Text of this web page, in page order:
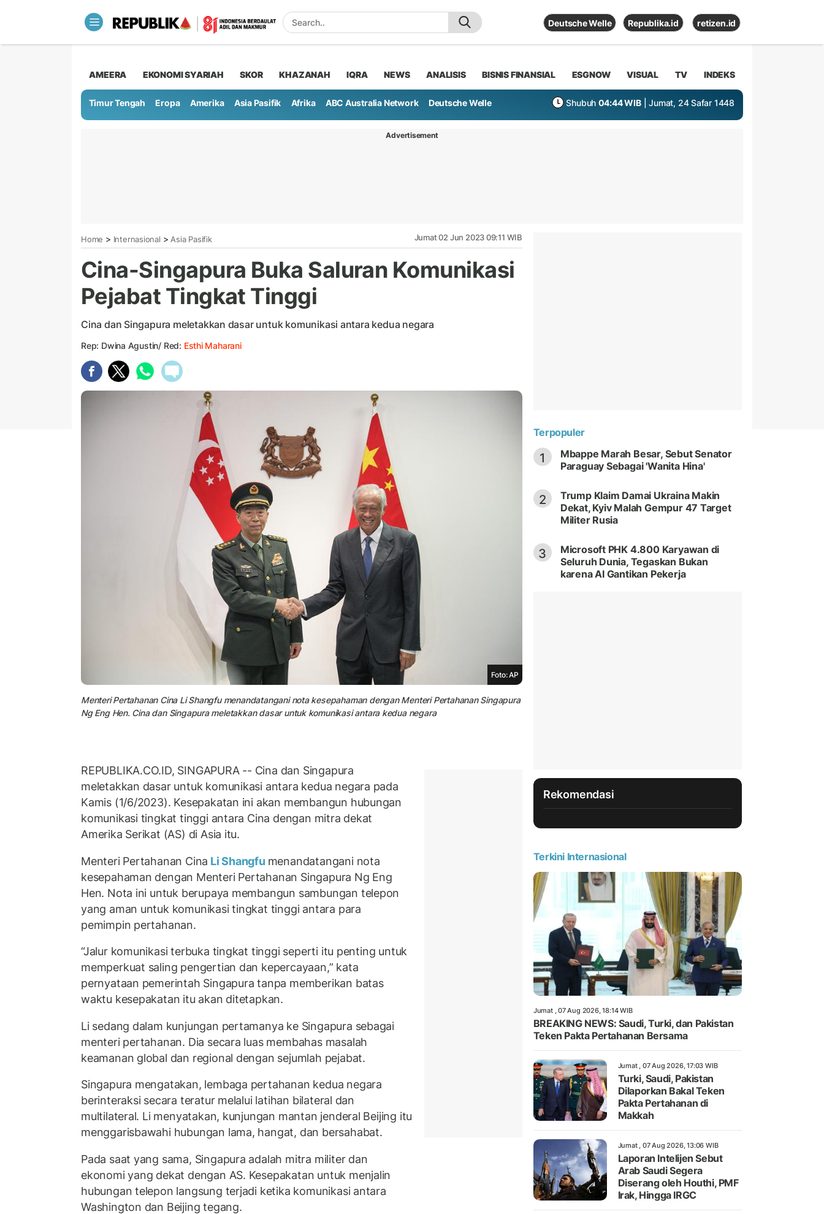
Deutsche Welle Republika.id retizen.id
AMEERA EKONOMI SYARIAH SKOR KHAZANAH IQRA NEWS ANALISIS BISNIS FINANSIAL ESGNOW VISUAL TV INDEKS
Timur Tengah Eropa Amerika Asia Pasifik Afrika ABC Australia Network Deutsche Welle Shubuh 04:44 WIB | Jumat, 24 Safar 1448
Advertisement
Home > Internasional > Asia Pasifik Jumat 02 Jun 2023 09:11 WIB
Cina-Singapura Buka Saluran Komunikasi
Pejabat Tingkat Tinggi
Cina dan Singapura meletakkan dasar untuk komunikasi antara kedua negara
Rep: Dwina Agustin/ Red: Esthi Maharani
Foto: AP
Menteri Pertahanan Cina Li Shangfu menandatangani nota kesepahaman dengan Menteri Pertahanan Singapura
Ng Eng Hen. Cina dan Singapura meletakkan dasar untuk komunikasi antara kedua negara
REPUBLIKA.CO.ID, SINGAPURA -- Cina dan Singapura
meletakkan dasar untuk komunikasi antara kedua negara pada
Kamis (1/6/2023). Kesepakatan ini akan membangun hubungan
komunikasi tingkat tinggi antara Cina dengan mitra dekat
Amerika Serikat (AS) di Asia itu.
Menteri Pertahanan Cina Li Shangfu menandatangani nota
kesepahaman dengan Menteri Pertahanan Singapura Ng Eng
Hen. Nota ini untuk berupaya membangun sambungan telepon
yang aman untuk komunikasi tingkat tinggi antara para
pemimpin pertahanan.
“Jalur komunikasi terbuka tingkat tinggi seperti itu penting untuk
memperkuat saling pengertian dan kepercayaan,” kata
pernyataan pemerintah Singapura tanpa memberikan batas
waktu kesepakatan itu akan ditetapkan.
Li sedang dalam kunjungan pertamanya ke Singapura sebagai
menteri pertahanan. Dia secara luas membahas masalah
keamanan global dan regional dengan sejumlah pejabat.
Singapura mengatakan, lembaga pertahanan kedua negara
berinteraksi secara teratur melalui latihan bilateral dan
multilateral. Li menyatakan, kunjungan mantan jenderal Beijing itu
menggarisbawahi hubungan lama, hangat, dan bersahabat.
Pada saat yang sama, Singapura adalah mitra militer dan
ekonomi yang dekat dengan AS. Kesepakatan untuk menjalin
hubungan telepon langsung terjadi ketika komunikasi antara
Washington dan Beijing tegang.
Terpopuler
1
Mbappe Marah Besar, Sebut Senator
Paraguay Sebagai 'Wanita Hina'
2
Trump Klaim Damai Ukraina Makin
Dekat, Kyiv Malah Gempur 47 Target
Militer Rusia
3
Microsoft PHK 4.800 Karyawan di
Seluruh Dunia, Tegaskan Bukan
karena AI Gantikan Pekerja
Rekomendasi
Terkini Internasional
Jumat , 07 Aug 2026, 18:14 WIB
BREAKING NEWS: Saudi, Turki, dan Pakistan
Teken Pakta Pertahanan Bersama
Jumat , 07 Aug 2026, 17:03 WIB
Turki, Saudi, Pakistan
Dilaporkan Bakal Teken
Pakta Pertahanan di
Makkah
Jumat , 07 Aug 2026, 13:06 WIB
Laporan Intelijen Sebut
Arab Saudi Segera
Diserang oleh Houthi, PMF
Irak, Hingga IRGC